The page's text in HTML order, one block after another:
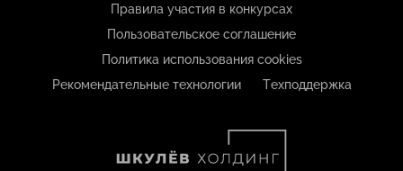
Правила участия в конкурсах
Пользовательское соглашение
Политика использования cookies
Рекомендательные технологии
Техподдержка